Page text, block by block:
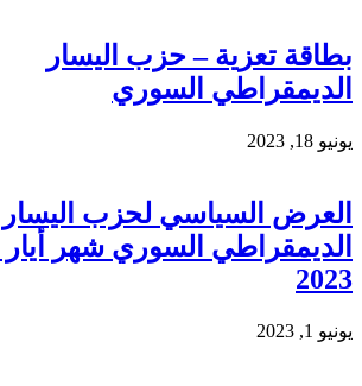
بطاقة تعزية – حزب اليسار
الديمقراطي السوري
يونيو 18, 2023
العرض السياسي لحزب اليسار
الديمقراطي السوري شهر
2023
يونيو 1, 2023